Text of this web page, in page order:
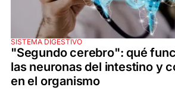
SISTEMA DIGESTIVO
"Segundo cerebro": qué
las neuronas del intestino y
en el organismo